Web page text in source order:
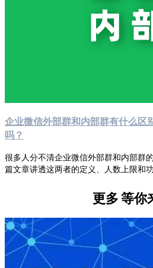
企业微信外部群和内部群有什么区
吗？
很多人分不清企业微信外部群和内部群
篇文章讲透这两者的定义、人数上限和功
更多等你